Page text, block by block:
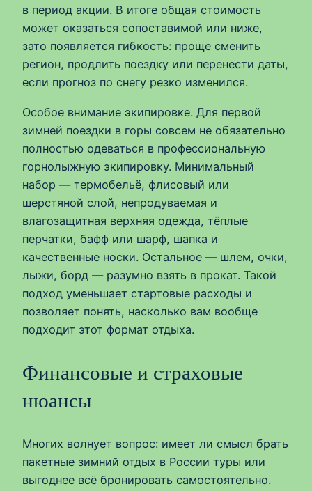
в период акции. В итоге общая стоимость
может оказаться сопоставимой или ниже,
зато появляется гибкость: проще сменить
регион, продлить поездку или перенести даты,
если прогноз по снегу резко изменился.
Особое внимание экипировке. Для первой
зимней поездки в горы совсем не обязательно
полностью одеваться в профессиональную
горнолыжную экипировку. Минимальный
набор — термобельё, флисовый или
шерстяной слой, непродуваемая и
влагозащитная верхняя одежда, тёплые
перчатки, бафф или шарф, шапка и
качественные носки. Остальное — шлем, очки,
лыжи, борд — разумно взять в прокат. Такой
подход уменьшает стартовые расходы и
позволяет понять, насколько вам вообще
подходит этот формат отдыха.
Финансовые и страховые
нюансы
Многих волнует вопрос: имеет ли смысл брать
пакетные зимний отдых в России туры или
выгоднее всё бронировать самостоятельно.